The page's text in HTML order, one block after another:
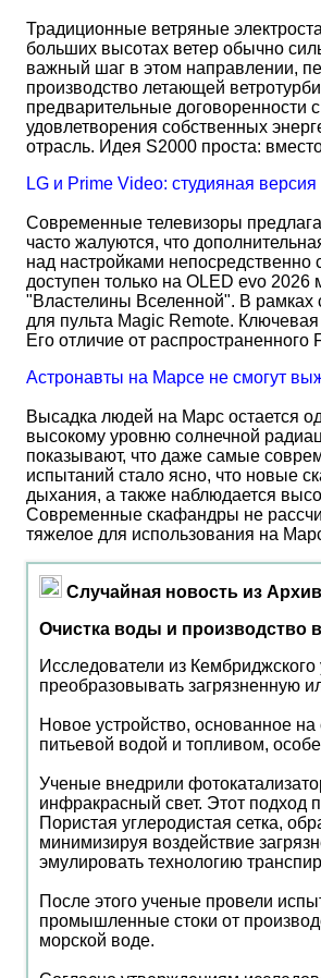
Традиционные ветряные
больших высотах ветер обычно
важный шаг в этом направлении,
производство летающей
предварительные договоренности
удовлетворения собственных
отрасль. Идея S2000 проста:
LG и Prime Video: студияная
Современные телевизоры
часто жалуются, что
над настройками непосредственно
доступен только на OLED evo
"Властелины Вселенной". В рамках
для пульта Magic Remote.
Его отличие от распространенного
Астронавты на Марсе не смогут
Высадка людей на Марс остается
высокому уровню солнечной
показывают, что даже самые
испытаний стало ясно, что новые
дыхания, а также наблюдается
Современные скафандры не
тяжелое для использования на
Случайная новость из
Очистка воды и производство
Исследователи из
преобразовывать загрязненную
Новое устройство, основанное
питьевой водой и топливом,
Ученые внедрили
инфракрасный свет. Этот подход
Пористая углеродистая сетка,
минимизируя воздействие
эмулировать технологию
После этого ученые провели
промышленные стоки от
морской воде.